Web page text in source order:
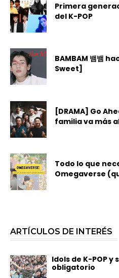
Primera
del K-POP
BAMBAM 뱀뱀
Sweet]
[DRAMA] Go
familia va más
Todo lo que
Omegaverse
ARTÍCULOS DE INTERÉS
Idols de K-POP
obligatorio